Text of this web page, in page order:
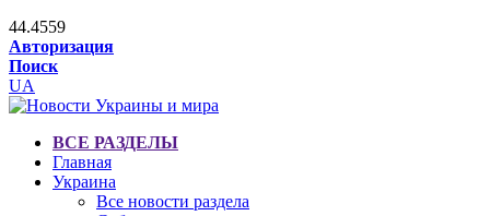
44.4559
Авторизация
Поиск
UA
ВСЕ РАЗДЕЛЫ
Главная
Украина
Все новости раздела